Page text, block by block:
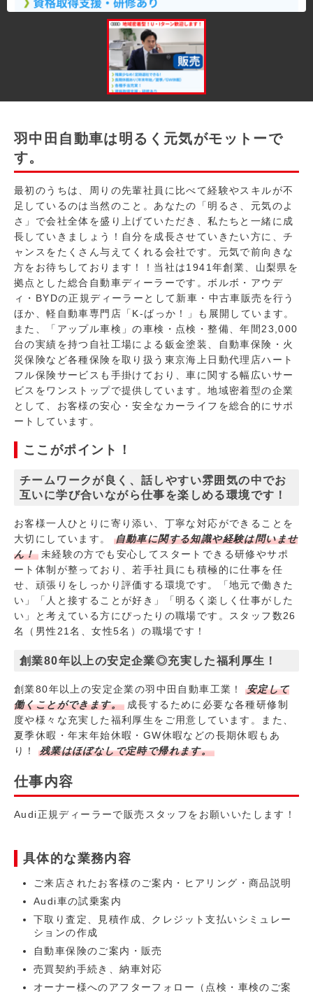
羽中田自動車は明るく元気がモットーで
す。
最初のうちは、周りの先輩社員に比べて経験やスキルが不
足しているのは当然のこと。あなたの「明るさ、元気のよ
さ」で会社全体を盛り上げていただき、私たちと一緒に成
長していきましょう！自分を成長させていきたい方に、チ
ャンスをたくさん与えてくれる会社です。元気で前向きな
方をお待ちしております！！当社は1941年創業、山梨県を
拠点とした総合自動車ディーラーです。ボルボ・アウデ
ィ・BYDの正規ディーラーとして新車・中古車販売を行う
ほか、軽自動車専門店「K-ばっか！」も展開しています。
また、「アップル車検」の車検・点検・整備、年間23,000
台の実績を持つ自社工場による鈑金塗装、自動車保険・火
災保険など各種保険を取り扱う東京海上日動代理店ハート
フル保険サービスも手掛けており、車に関する幅広いサー
ビスをワンストップで提供しています。地域密着型の企業
として、お客様の安心・安全なカーライフを総合的にサポ
ートしています。
ここがポイント！
チームワークが良く、話しやすい雰囲気の中でお
互いに学び合いながら仕事を楽しめる環境です！
お客様一人ひとりに寄り添い、丁寧な対応ができることを
大切にしています。
自動車に関する知識や経験は問いませ
ん！ 未経験の方でも安心してスタートできる研修やサポ
ート体制が整っており、若手社員にも積極的に仕事を任
せ、頑張りをしっかり評価する環境です。「地元で働きた
い」「人と接することが好き」「明るく楽しく仕事がした
い」と考えている方にぴったりの職場です。スタッフ数26
名（男性21名、女性5名）の職場です！
創業80年以上の安定企業◎充実した福利厚生！
創業80年以上の安定企業の羽中田自動車工業！
安定して
働くことができます。 成長するために必要な各種研修制
度や様々な充実した福利厚生をご用意しています。また、
夏季休暇・年末年始休暇・GW休暇などの長期休暇もあ
り！
残業はほぼなしで定時で帰れます。
仕事内容
Audi正規ディーラーで販売スタッフをお願いいたします！
具体的な業務内容
ご来店されたお客様のご案内・ヒアリング・商品説明
Audi車の試乗案内
下取り査定、見積作成、クレジット支払いシミュレー
ションの作成
自動車保険のご案内・販売
売買契約手続き、納車対応
オーナー様へのアフターフォロー（点検・車検のご案